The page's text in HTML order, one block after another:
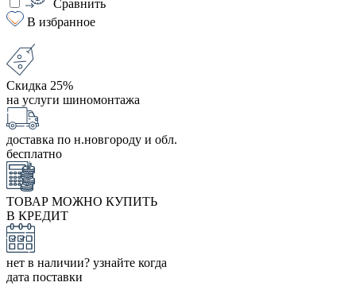
Сравнить
В избранное
Скидка 25%
на услуги шиномонтажа
доставка по н.новгороду и обл.
бесплатно
ТОВАР МОЖНО КУПИТЬ
В КРЕДИТ
нет в наличии? узнайте когда
дата поставки